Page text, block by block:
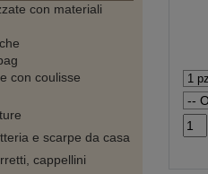
con materiali
con coulisse
e scarpe da casa
cappellini